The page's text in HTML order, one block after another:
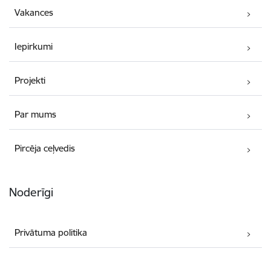
Vakances
Iepirkumi
Projekti
Par mums
Pircēja ceļvedis
Noderīgi
Privātuma politika